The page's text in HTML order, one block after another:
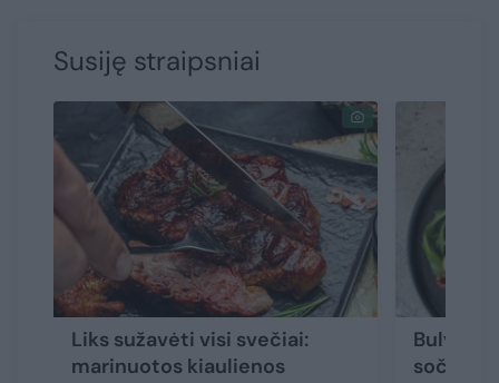
Susiję straipsniai
Liks sužavėti visi svečiai:
marinuotos kiaulienos
Bulvių ir
sočios,